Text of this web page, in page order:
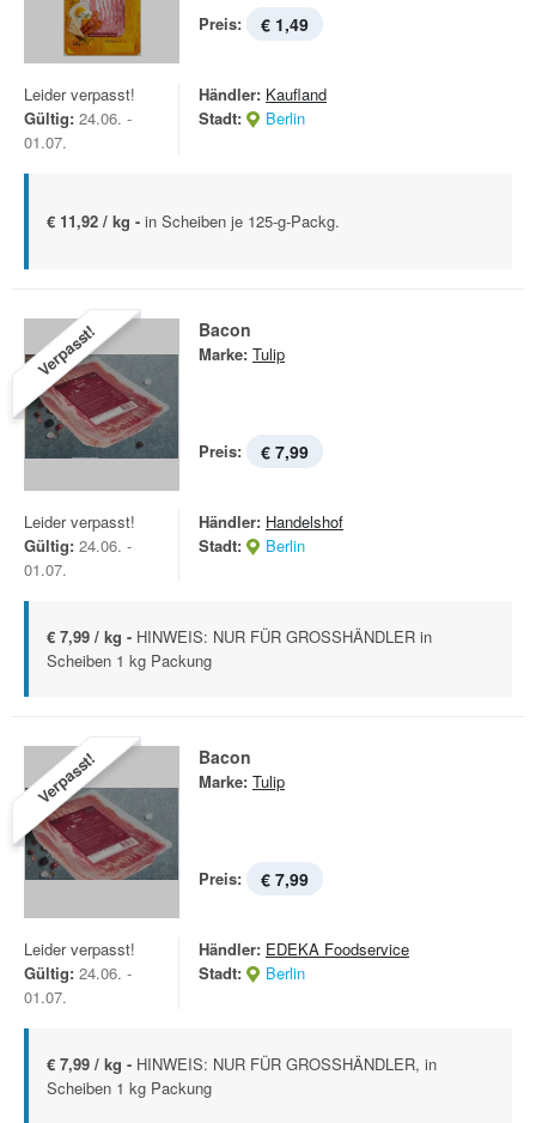
Preis: € 1,49
Leider verpasst!
Gültig: 24.06. -
01.07.
Händler: Kaufland
Stadt:
Berlin
€ 11,92 / kg - in Scheiben je 125-g-Packg.
Verpasst! Bacon
Marke: Tulip
Preis: € 7,99
Leider verpasst!
Gültig: 24.06. -
01.07.
Händler: Handelshof
Stadt:
Berlin
€ 7,99 / kg - HINWEIS: NUR FÜR GROSSHÄNDLER in
Scheiben 1 kg Packung
Verpasst! Bacon
Marke: Tulip
Preis: € 7,99
Leider verpasst!
Gültig: 24.06. -
01.07.
Händler: EDEKA Foodservice
Stadt:
Berlin
€ 7,99 / kg - HINWEIS: NUR FÜR GROSSHÄNDLER, in
Scheiben 1 kg Packung